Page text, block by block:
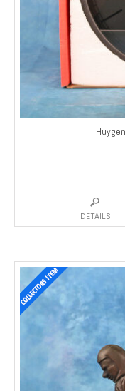
DETAILS